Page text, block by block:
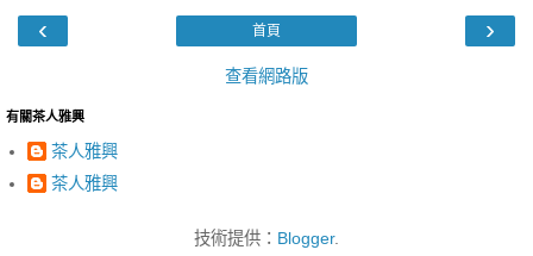
‹ ›
首頁
查看網路版
有關茶人雅興
茶人雅興
茶人雅興
技術提供： Blogger.